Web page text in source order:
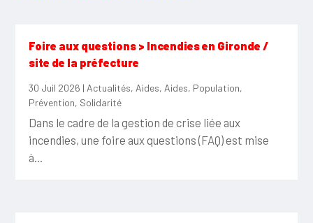
Foire aux questions > Incendies en Gironde /
site de la préfecture
30 Juil 2026 | Actualités, Aides, Aides, Population,
Prévention, Solidarité
Dans le cadre de la gestion de crise liée aux
incendies, une foire aux questions (FAQ) est mise
à...